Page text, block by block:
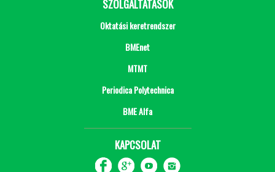
SZOLGÁLTATÁSOK
Oktatási keretrendszer
BMEnet
MTMT
Periodica Polytechnica
BME Alfa
KAPCSOLAT